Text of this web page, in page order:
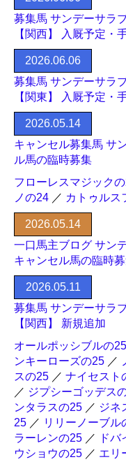
募集馬 サンデーサラ
【関西】 入厩予定・
2026.06.06
募集馬 サンデーサラ
【関東】 入厩予定・
2026.05.14
キャンセル募集馬 サ
ル馬の臨時募集
フローレスマジック
ノの24 ／ カトゥルス
2026.05.14
一口馬主ブログ サン
キャンセル馬の臨時
2026.05.11
募集馬 サンデーサラ
【関西】 新規追加
オールポッシブルの25
ンキーローズの25 ／
スの25 ／ ナイセスト
／ ジプシーゴッデス
ンタラスの25 ／ ジネ
25 ／ リリーノーブル
ラーレンの25 ／ ド
ウショウの25 ／ エリ